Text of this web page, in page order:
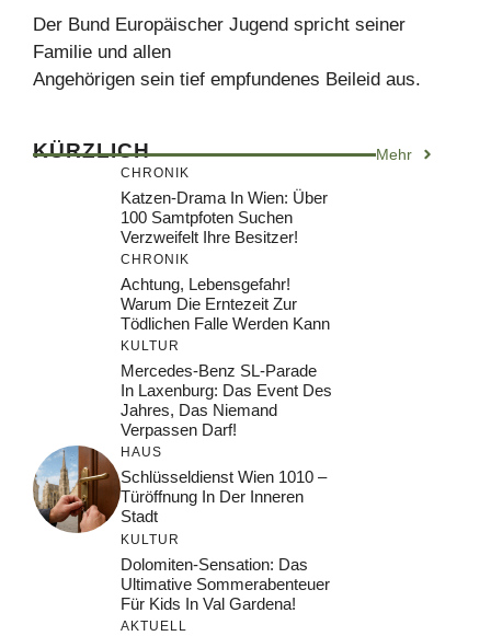
Der Bund Europäischer Jugend spricht seiner
Familie und allen
Angehörigen sein tief empfundenes Beileid aus.
KÜRZLICH Mehr
CHRONIK
Katzen-Drama In Wien: Über
100 Samtpfoten Suchen
Verzweifelt Ihre Besitzer!
CHRONIK
Achtung, Lebensgefahr!
Warum Die Erntezeit Zur
Tödlichen Falle Werden Kann
KULTUR
Mercedes-Benz SL-Parade
In Laxenburg: Das Event Des
Jahres, Das Niemand
Verpassen Darf!
HAUS
Schlüsseldienst Wien 1010 –
Türöffnung In Der Inneren
Stadt
KULTUR
Dolomiten-Sensation: Das
Ultimative Sommerabenteuer
Für Kids In Val Gardena!
AKTUELL